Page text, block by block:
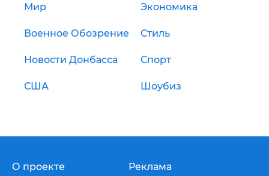
Мир Экономика
Военное Обозрение Стиль
Новости Донбасса Спорт
США Шоубиз
О проекте Реклама